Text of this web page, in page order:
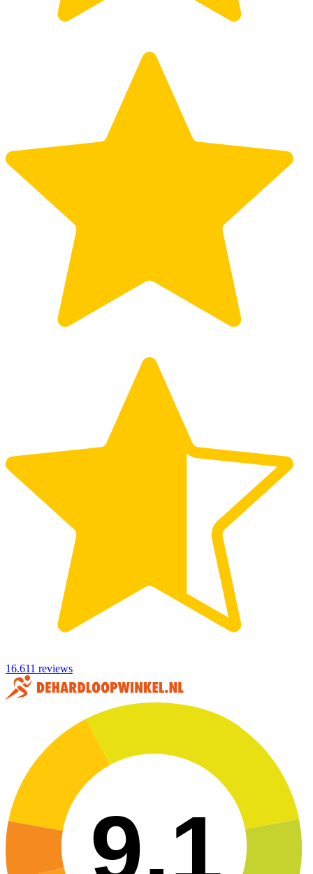
16.611 reviews
9,1